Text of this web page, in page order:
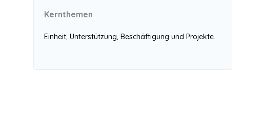
Kernthemen
Einheit, Unterstützung, Beschäftigung und Projekte.